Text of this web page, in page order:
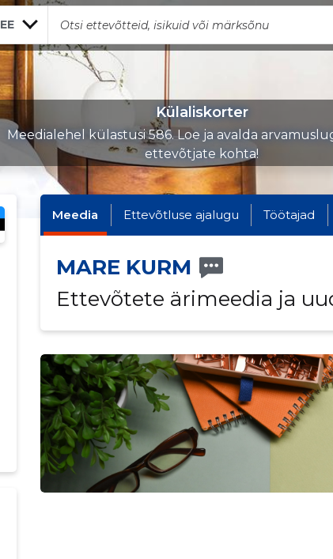
EE
Külaliskorter
Meedialehel külastusi 586. Loe ja avalda
ettevõtjate kohta!
Meedia Ettevõtluse ajalugu Töötajad
MARE KURM
Ettevõtete ärimeedia ja